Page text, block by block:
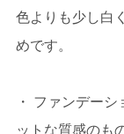
色よりも少し白
めです。
・ ファンデー
ットな質感のも